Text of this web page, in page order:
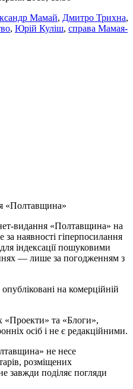
Мамай, Дмитро Трихна,
, Юрій Куліш, справа Мамая-
«Полтавщина»
видання «Полтавщина» на
наявності гіперпосилання
індексації пошуковими
— лише за погодженням з
опубліковані на комерційній
«Проекти» та «Блоги»,
осіб і не є редакційними.
не несе
розміщених
завжди поділяє погляди